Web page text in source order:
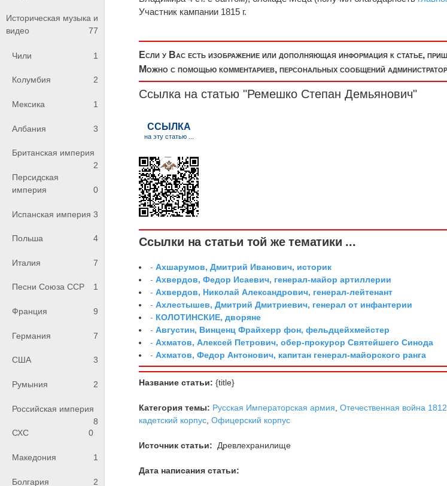
Историческая музыка и
видео
77
Чили 1
Колумбия 2
Мексика 1
Албания 3
Британская империя
2
Персидская
империя
0
Испанская империя 3
Польша 4
Италия 7
Песни Союза ССР 1
Франция 9
Германия 7
США 3
Румыния 2
Российская империя
8
СХС
0
Македония 1
Болгария 2
Участник кампании 1815 г.
Если у Вас есть изображение или дополняющая информация к статье,
Можно с помощью комментариев, персональных сообщений
Ссылка на статью "Ремешко Степан Демьянович"
Ссылки на статьи той же тематики ...
-Ахшарумов, Дмитрий Иванович, историк
-Ахвердов, Федор Исаевич, генерал-майор артиллерии
-Ахвердов, Николай Александрович, генерал-лейтенант
-Ахлестышев, Дмитрий Дмитриевич, генерал от инфантерии
- КОЛОТИНСКИЕ, дворяне
-Августин, Винценц Фрайхерр фон, фельдцейхмейстер
-Ахматов, Алексей Петрович, обер-прокурор Святейшего Синода
-Ахматов, Федор Антонович, капитан генерал-майорского ранга
Название статьи: {title}
Категория темы: Русская Императорская армия ,Отечественная война 1812
кадетский корпус ,Офицерский корпус
Источник статьи: Древлехранилище
Дата написания статьи: